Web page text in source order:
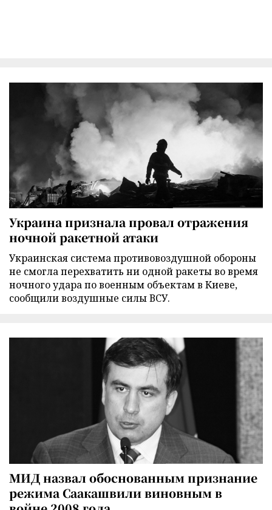
Украина признала провал отражения
ночной ракетной атаки
Украинская система противовоздушной обороны
не смогла перехватить ни одной ракеты во время
ночного удара по военным объектам в Киеве,
сообщили воздушные силы ВСУ.
МИД назвал обоснованным признание
режима Саакашвили виновным в